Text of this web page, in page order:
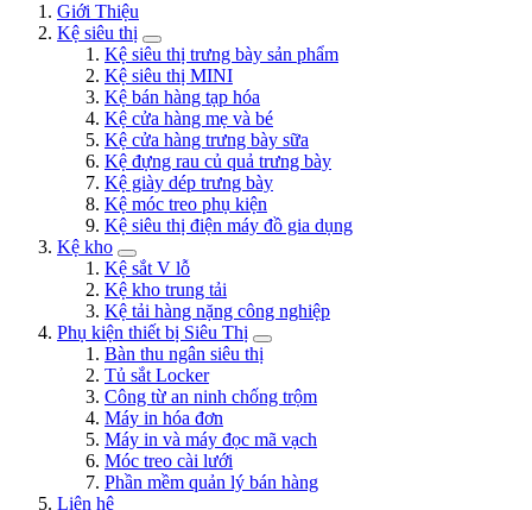
Giới Thiệu
Kệ siêu thị
Kệ siêu thị trưng bày sản phẩm
Kệ siêu thị MINI
Kệ bán hàng tạp hóa
Kệ cửa hàng mẹ và bé
Kệ cửa hàng trưng bày sữa
Kệ đựng rau củ quả trưng bày
Kệ giày dép trưng bày
Kệ móc treo phụ kiện
Kệ siêu thị điện máy đồ gia dụng
Kệ kho
Kệ sắt V lỗ
Kệ kho trung tải
Kệ tải hàng nặng công nghiệp
Phụ kiện thiết bị Siêu Thị
Bàn thu ngân siêu thị
Tủ sắt Locker
Công từ an ninh chống trộm
Máy in hóa đơn
Máy in và máy đọc mã vạch
Móc treo cài lưới
Phần mềm quản lý bán hàng
Liên hệ